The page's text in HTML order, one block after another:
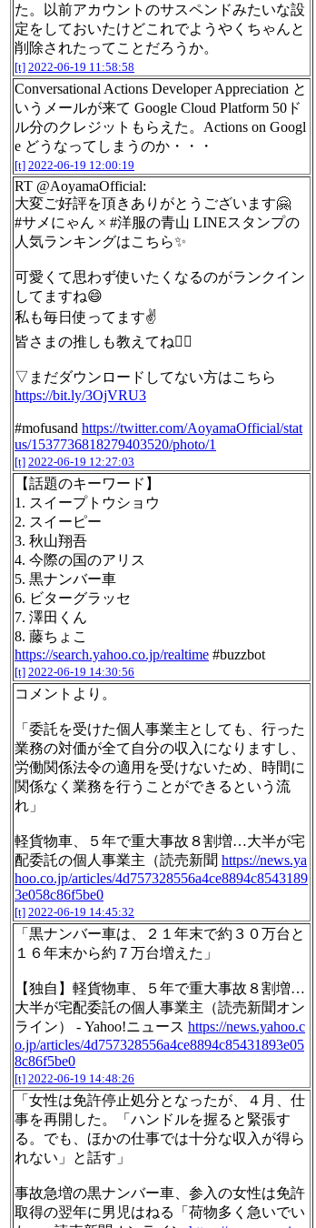
た。以前アカウントのサスペンドみたいな設
定をしておいたけどこれでようやくちゃんと
削除されたってことだろうか。
[t] 2022-06-19 11:58:58
Conversational Actions Developer Appreciation と
いうメールが来て Google Cloud Platform 50ド
ル分のクレジットもらえた。Actions on Googl
e どうなってしまうのか・・・
[t] 2022-06-19 12:00:19
RT @AoyamaOfficial:
大変ご好評を頂きありがとうございます🤗
#サメにゃん × #洋服の青山 LINEスタンプの
人気ランキングはこちら✨
可愛くて思わず使いたくなるのがランクイン
してますね😄
私も毎日使ってます✌️
皆さまの推しも教えてね🙋‍♀️
▽まだダウンロードしてない方はこちら
https://bit.ly/3OjVRU3
#mofusand https://twitter.com/AoyamaOfficial/stat
us/1537736818279403520/photo/1
[t] 2022-06-19 12:27:03
【話題のキーワード】
1. スイープトウショウ
2. スイーピー
3. 秋山翔吾
4. 今際の国のアリス
5. 黒ナンバー車
6. ビターグラッセ
7. 澤田くん
8. 藤ちょこ
https://search.yahoo.co.jp/realtime #buzzbot
[t] 2022-06-19 14:30:56
コメントより。
「委託を受けた個人事業主としても、行った
業務の対価が全て自分の収入になりますし、
労働関係法令の適用を受けないため、時間に
関係なく業務を行うことができるという流
れ」
軽貨物車、５年で重大事故８割増…大半が宅
配委託の個人事業主（読売新聞 https://news.ya
hoo.co.jp/articles/4d757328556a4ce8894c8543189
3e058c86f5be0
[t] 2022-06-19 14:45:32
「黒ナンバー車は、２１年末で約３０万台と
１６年末から約７万台増えた」
【独自】軽貨物車、５年で重大事故８割増…
大半が宅配委託の個人事業主（読売新聞オン
ライン） - Yahoo!ニュース https://news.yahoo.c
o.jp/articles/4d757328556a4ce8894c85431893e05
8c86f5be0
[t] 2022-06-19 14:48:26
「女性は免許停止処分となったが、４月、仕
事を再開した。「ハンドルを握ると緊張す
る。でも、ほかの仕事では十分な収入が得ら
れない」と話す」
事故急増の黒ナンバー車、参入の女性は免許
取得の翌年に男児はねる「荷物多く急いでい